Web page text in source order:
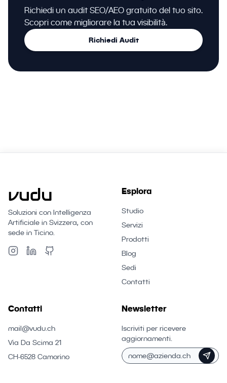
Richiedi un audit SEO/AEO gratuito del tuo sito.
Scopri come migliorare la tua visibilità.
Richiedi Audit
Soluzioni con Intelligenza
Artificiale in Svizzera, con
sede in Ticino.
Esplora
Studio
Servizi
Prodotti
Blog
Sedi
Contatti
Contatti
mail@vudu.ch
Via Da Scima 21
CH-6528 Camorino
Newsletter
Iscriviti per ricevere
aggiornamenti.